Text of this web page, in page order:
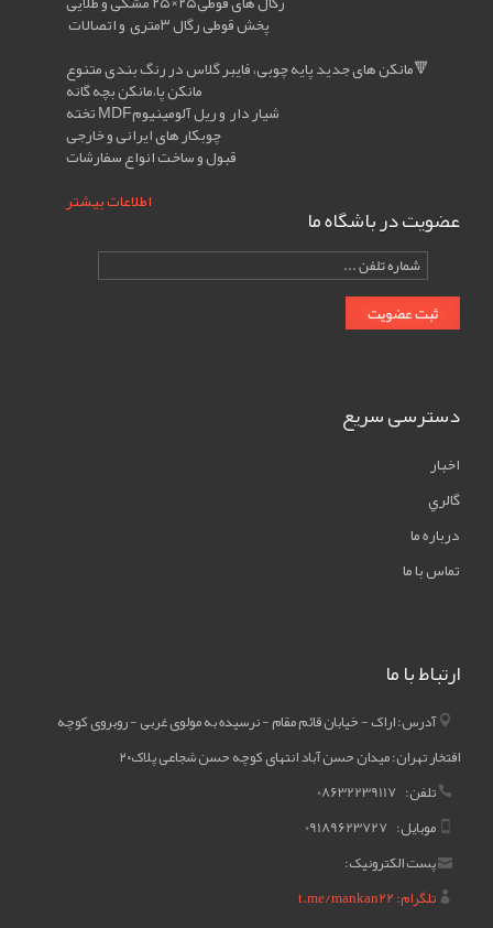
پخش قوطی رگال ۳متری و اتصالات
مانکن های جدید پایه چوبی، فایبر گلاس در رنگ بندی متنوع🔻
مانکن پا،مانکن بچه گانه
تخته MDFشیار دار و ریل آلومینیوم
چوبکار های ایرانی و خارجی
قبول و ساخت انواع سفارشات
اطلاعات بیشتر
عضویت در باشگاه ما
ثبت عضویت
دسترسی سریع
اخبار
گالري
درباره ما
تماس با ما
ارتباط با ما
آدرس: اراک - خیابان قائم مقام - نرسیده به مولوی غربی - روبروی کوچه
افتخار تهران: میدان حسن آباد انتهای کوچه حسن شجاعی پلاک۲۰
تلفن: 08632239117
موبایل: 09189623727
پست الکترونیک:
تلگرام: t.me/mankan22